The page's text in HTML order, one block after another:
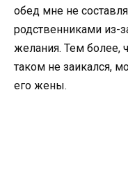
обед мне не
родственниками из-
желания. Тем более,
таком не заикался,
его жены.